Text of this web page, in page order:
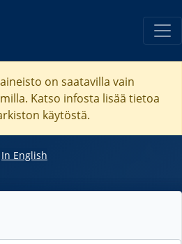
on saatavilla vain
Katso infosta lisää tietoa
käytöstä.
In English